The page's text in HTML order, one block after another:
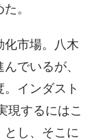
。
化市場。八木
でいるが、
インダスト
現するにはこ
とし、そこに